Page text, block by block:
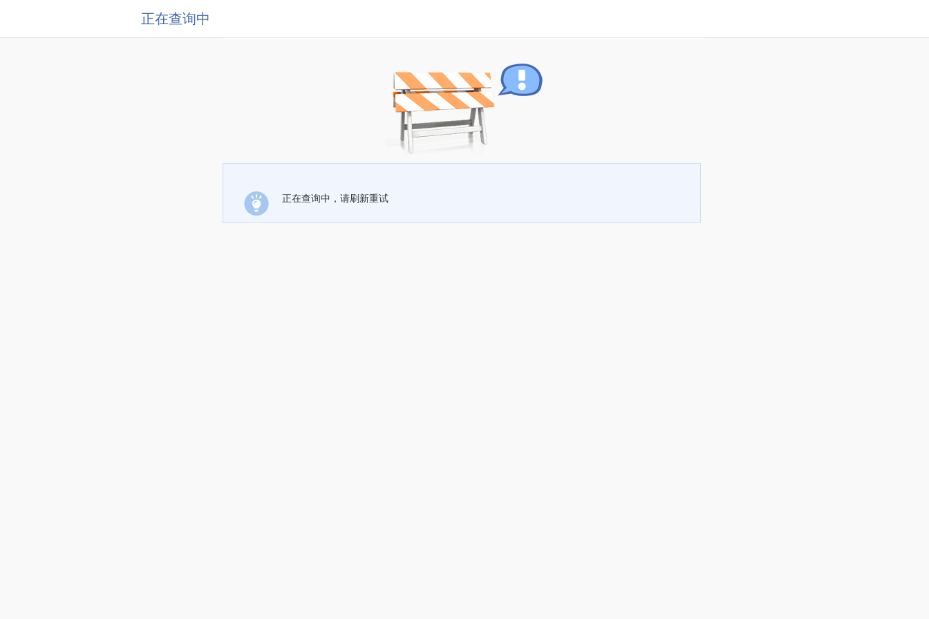
正在查询中
正在查询中，请刷新重试